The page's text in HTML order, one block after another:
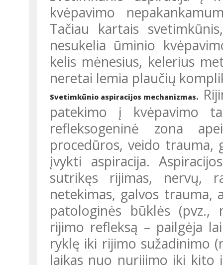
kvėpavimo
Tačiau kartais
nesukelia ūminio
kelis mėnesius, kelerius
neretai lemia plaučių
Svetimkūnio aspiracijos mechanizmas.
patekimo į kvėpavimo
refleksogeninė zona
procedūros, veido trauma,
įvykti aspiracija.
sutrikęs rijimas, nervų,
netekimas, galvos
patologinės būklės (pvz.,
rijimo refleksą – pailgėja
ryklę iki rijimo sužadinimo
laikas nuo nurijimo iki kito